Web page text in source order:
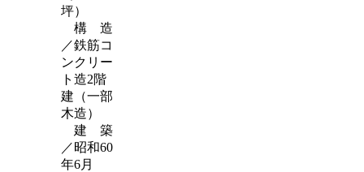
坪）
構 造
／鉄筋コ
ンクリー
ト造2階
建（一部
木造）
建 築
／昭和60
年6月